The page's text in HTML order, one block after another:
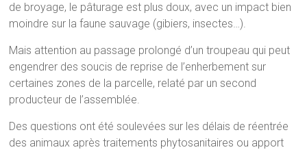
de broyage, le pâturage est plus doux, avec un impact bien
moindre sur la faune sauvage (gibiers, insectes…).
Mais attention au passage prolongé d’un troupeau qui peut
engendrer des soucis de reprise de l’enherbement sur
certaines zones de la parcelle, relaté par un second
producteur de l’assemblée.
Des questions ont été soulevées sur les délais de réentrée
des animaux après traitements phytosanitaires ou apport